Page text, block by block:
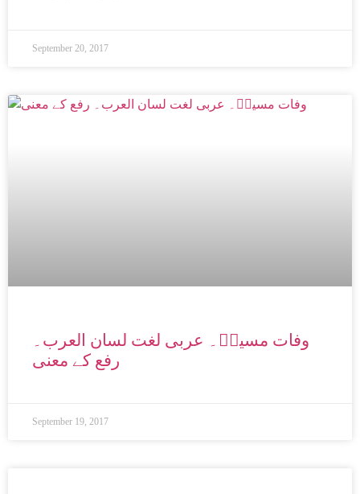
September 20, 2017
وفات مسیحؑ۔ عربی لغت لسان العرب۔
رفع کے معنی
September 19, 2017